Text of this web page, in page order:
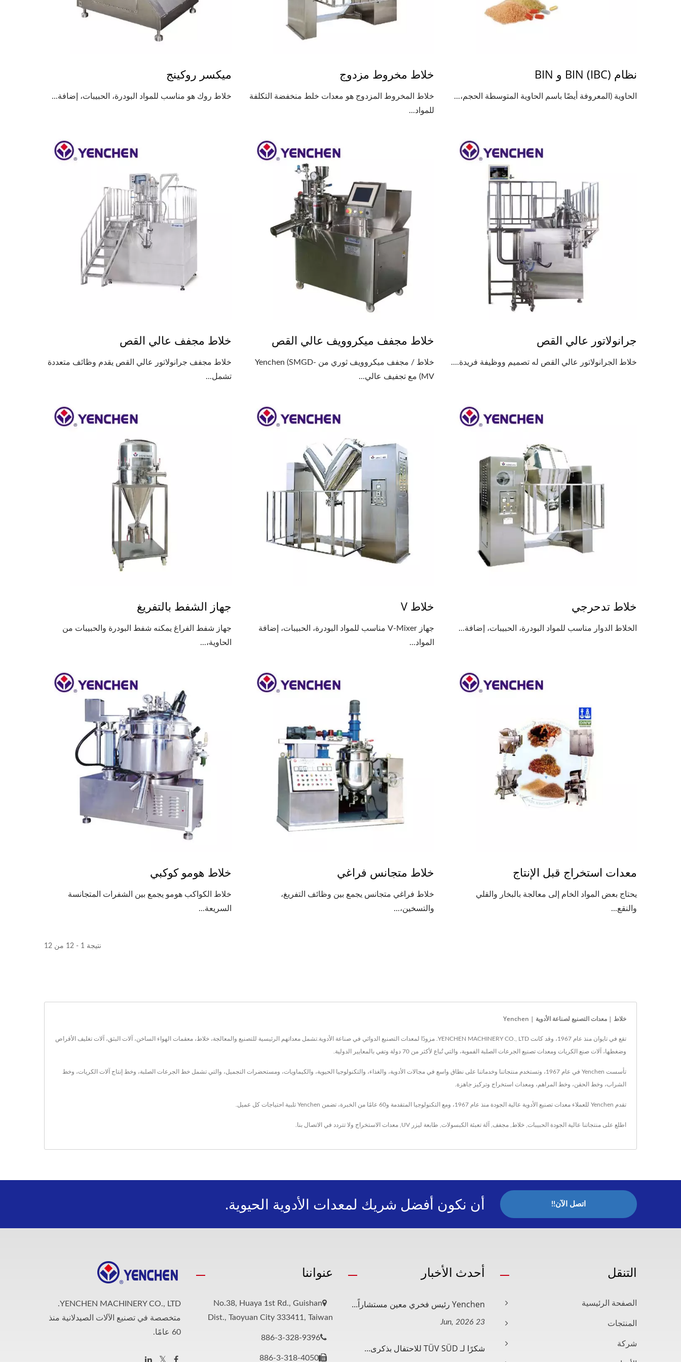
نظام BIN (IBC) و BIN
الحاوية (المعروفة أيضًا باسم الحاوية المتوسطة الحجم،...
خلاط مخروط مزدوج
خلاط المخروط المزدوج هو معدات خلط منخفضة التكلفة
للمواد...
ميكسر روكينج
خلاط روك هو مناسب للمواد البودرة، الحبيبات، إضافة...
جرانولاتور عالي القص
خلاط الجرانولاتور عالي القص له تصميم ووظيفة فريدة....
خلاط مجفف ميكروويف عالي القص
خلاط / مجفف ميكروويف ثوري من Yenchen (SMGD-
MV) مع تجفيف عالي...
خلاط مجفف عالي القص
خلاط مجفف جرانولاتور عالي القص يقدم وظائف متعددة
تشمل...
خلاط تدحرجي
الخلاط الدوار مناسب للمواد البودرة، الحبيبات، إضافة...
خلاط V
جهاز V-Mixer مناسب للمواد البودرة، الحبيبات، إضافة
المواد...
جهاز الشفط بالتفريغ
جهاز شفط الفراغ يمكنه شفط البودرة والحبيبات من
الحاوية،...
معدات استخراج قبل الإنتاج
يحتاج بعض المواد الخام إلى معالجة بالبخار والقلي
والنقع...
خلاط متجانس فراغي
خلاط فراغي متجانس يجمع بين وظائف التفريغ،
والتسخين،...
خلاط هومو كوكبي
خلاط الكواكب هومو يجمع بين الشفرات المتجانسة
السريعة...
نتيجة 1 - 12 من 12
خلاط | معدات التصنيع لصناعة الأدوية | Yenchen
تقع في تايوان منذ عام 1967، وقد كانت YENCHEN MACHINERY CO., LTD. مزودًا لمعدات التصنيع الدوائي في صناعة الأدوية.تشمل معداتهم الرئيسية للتصنيع والمعالجة، خلاط، معقمات الهواء الساخن، آلات البثق، آلات تغليف الأقراص
وضغطها، آلات صنع الكريات ومعدات تصنيع الجرعات الصلبة الفموية، والتي تُباع لأكثر من 70 دولة وتفي بالمعايير الدولية.
تأسست Yenchen في عام 1967، وتستخدم منتجاتنا وخدماتنا على نطاق واسع في مجالات الأدوية، والغذاء، والتكنولوجيا الحيوية، والكيماويات، ومستحضرات التجميل، والتي تشمل خط الجرعات الصلبة، وخط إنتاج آلات الكريات، وخط
الشراب، وخط الحقن، وخط المراهم، ومعدات استخراج وتركيز جاهزة.
تقدم Yenchen للعملاء معدات تصنيع الأدوية عالية الجودة منذ عام 1967، ومع التكنولوجيا المتقدمة و60 عامًا من الخبرة، تضمن Yenchen تلبية احتياجات كل عميل.
اطلع على منتجاتنا عالية الجودة الحبيبات خلاط مجفف آلة تعبئة الكبسولات طابعة ليزر UV معدات الاستخراج ولا تتردد في الاتصال بنا
أن نكون أفضل شريك لمعدات الأدوية الحيوية. اتصل الآن!!
YENCHEN MACHINERY CO., LTD.
متخصصة في تصنيع الآلات الصيدلانية منذ
60 عامًا.
عنواننا
No.38, Huaya 1st Rd., Guishan
Dist., Taoyuan City 333411, Taiwan
886-3-328-9396
886-3-318-4050
أحدث الأخبار
Yenchen رئيس فخري معين مستشاراً...
23 Jun, 2026
شكرًا لـ TÜV SÜD للاحتفال بذكرى...
التنقل
الصفحة الرئيسية
المنتجات
شركة